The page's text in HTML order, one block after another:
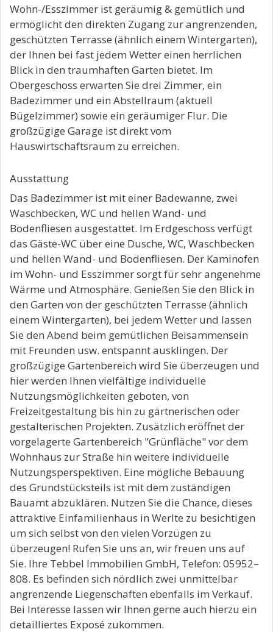
Wohn-/Esszimmer ist geräumig & gemütlich und
ermöglicht den direkten Zugang zur angrenzenden,
geschützten Terrasse (ähnlich einem Wintergarten),
der Ihnen bei fast jedem Wetter einen herrlichen
Blick in den traumhaften Garten bietet. Im
Obergeschoss erwarten Sie drei Zimmer, ein
Badezimmer und ein Abstellraum (aktuell
Bügelzimmer) sowie ein geräumiger Flur. Die
großzügige Garage ist direkt vom
Hauswirtschaftsraum zu erreichen.
Ausstattung
Das Badezimmer ist mit einer Badewanne, zwei
Waschbecken, WC und hellen Wand- und
Bodenfliesen ausgestattet. Im Erdgeschoss verfügt
das Gäste-WC über eine Dusche, WC, Waschbecken
und hellen Wand- und Bodenfliesen. Der Kaminofen
im Wohn- und Esszimmer sorgt für sehr angenehme
Wärme und Atmosphäre. Genießen Sie den Blick in
den Garten von der geschützten Terrasse (ähnlich
einem Wintergarten), bei jedem Wetter und lassen
Sie den Abend beim gemütlichen Beisammensein
mit Freunden usw. entspannt ausklingen. Der
großzügige Gartenbereich wird Sie überzeugen und
hier werden Ihnen vielfältige individuelle
Nutzungsmöglichkeiten geboten, von
Freizeitgestaltung bis hin zu gärtnerischen oder
gestalterischen Projekten. Zusätzlich eröffnet der
vorgelagerte Gartenbereich "Grünfläche" vor dem
Wohnhaus zur Straße hin weitere individuelle
Nutzungsperspektiven. Eine mögliche Bebauung
des Grundstücksteils ist mit dem zuständigen
Bauamt abzuklären. Nutzen Sie die Chance, dieses
attraktive Einfamilienhaus in Werlte zu besichtigen
um sich selbst von den vielen Vorzügen zu
überzeugen! Rufen Sie uns an, wir freuen uns auf
Sie. Ihre Tebbel Immobilien GmbH, Telefon: 05952–
808. Es befinden sich nördlich zwei unmittelbar
angrenzende Liegenschaften ebenfalls im Verkauf.
Bei Interesse lassen wir Ihnen gerne auch hierzu ein
detailliertes Exposé zukommen.